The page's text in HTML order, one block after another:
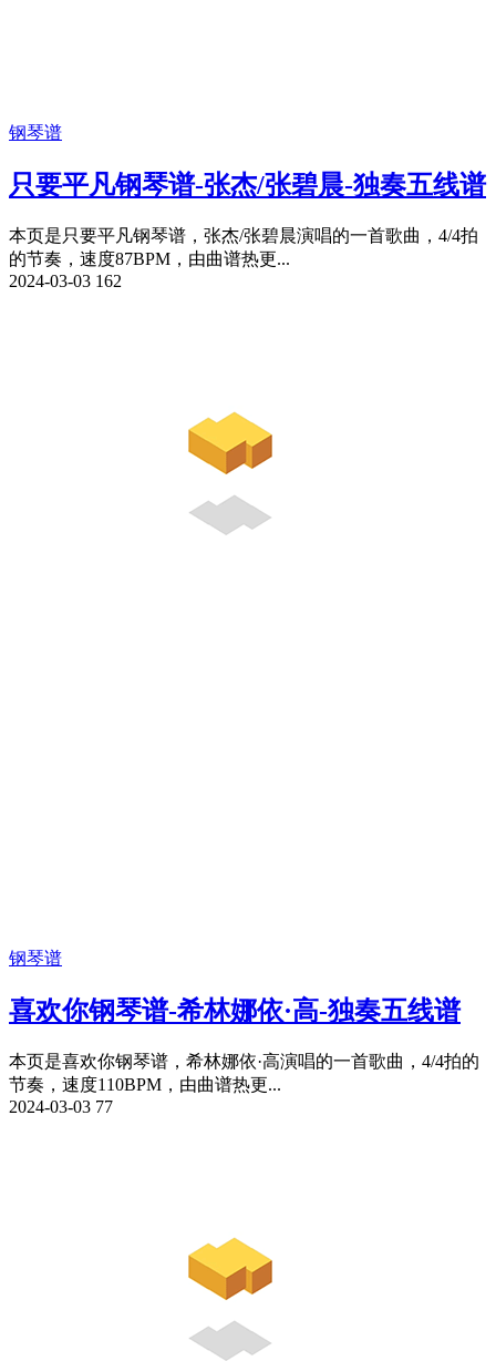
钢琴谱
只要平凡钢琴谱-张杰/张碧晨-独奏五线谱
本页是只要平凡钢琴谱，张杰/张碧晨演唱的一首歌曲，4/4拍
的节奏，速度87BPM，由曲谱热更...
2024-03-03 162
钢琴谱
喜欢你钢琴谱-希林娜依·高-独奏五线谱
本页是喜欢你钢琴谱，希林娜依·高演唱的一首歌曲，4/4拍的
节奏，速度110BPM，由曲谱热更...
2024-03-03 77